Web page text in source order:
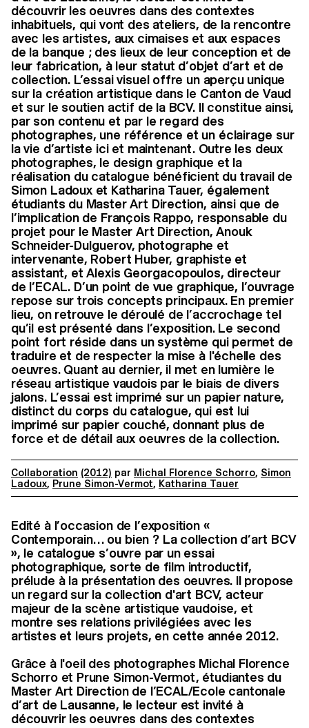
découvrir les oeuvres dans des contextes
inhabituels, qui vont des ateliers, de la rencontre
avec les artistes, aux cimaises et aux espaces
de la banque ; des lieux de leur conception et de
leur fabrication, à leur statut d’objet d’art et de
collection. L’essai visuel offre un aperçu unique
sur la création artistique dans le Canton de Vaud
et sur le soutien actif de la BCV. Il constitue ainsi,
par son contenu et par le regard des
photographes, une référence et un éclairage sur
la vie d’artiste ici et maintenant. Outre les deux
photographes, le design graphique et la
réalisation du catalogue bénéficient du travail de
Simon Ladoux et Katharina Tauer, également
étudiants du Master Art Direction, ainsi que de
l’implication de François Rappo, responsable du
projet pour le Master Art Direction, Anouk
Schneider-Dulguerov, photographe et
intervenante, Robert Huber, graphiste et
assistant, et Alexis Georgacopoulos, directeur
de l’ECAL. D’un point de vue graphique, l’ouvrage
repose sur trois concepts principaux. En premier
lieu, on retrouve le déroulé de l’accrochage tel
qu’il est présenté dans l’exposition. Le second
point fort réside dans un système qui permet de
traduire et de respecter la mise à l'échelle des
oeuvres. Quant au dernier, il met en lumière le
réseau artistique vaudois par le biais de divers
jalons. L’essai est imprimé sur un papier nature,
distinct du corps du catalogue, qui est lui
imprimé sur papier couché, donnant plus de
force et de détail aux oeuvres de la collection.
Collaboration (2012) par Michal Florence Schorro, Simon
Ladoux, Prune Simon-Vermot, Katharina Tauer
Edité à l’occasion de l’exposition «
Contemporain… ou bien ? La collection d’art BCV
», le catalogue s’ouvre par un essai
photographique, sorte de film introductif,
prélude à la présentation des oeuvres. Il propose
un regard sur la collection d'art BCV, acteur
majeur de la scène artistique vaudoise, et
montre ses relations privilégiées avec les
artistes et leurs projets, en cette année 2012.
Grâce à l'oeil des photographes Michal Florence
Schorro et Prune Simon-Vermot, étudiantes du
Master Art Direction de l’ECAL/Ecole cantonale
d’art de Lausanne, le lecteur est invité à
découvrir les oeuvres dans des contextes